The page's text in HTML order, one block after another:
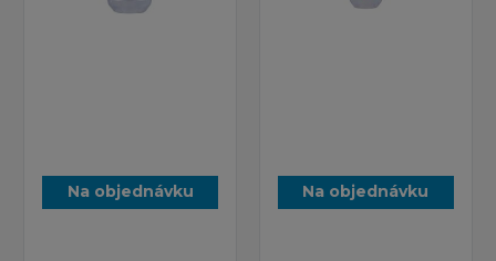
Na objednávku Na objednávku